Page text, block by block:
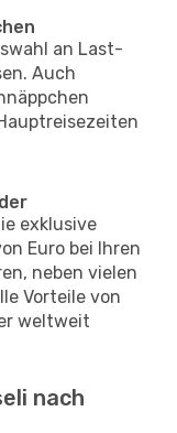
an Last-
Auch
exklusive
Euro bei Ihren
neben vielen
Vorteile von
weltweit
nach